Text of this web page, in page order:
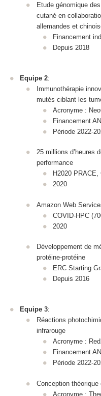
Etude génomique
cutané en
allemandes et
Financement
Depuis 2018
Equipe 2:
Immunothérapie
mutés ciblant les
Acronyme :
Financement
Période 2022-
25 millions d’heures
performance
H2020 PRACE,
2020
Amazon Web
COVID-HPC
2020
Développement de
protéine-protéine
ERC Starting
Depuis 2016
Equipe 3:
Réactions
infrarouge
Acronyme :
Financement
Période 2022-
Conception
Acronyme :